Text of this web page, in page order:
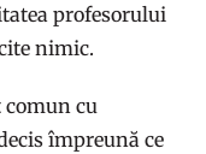
profesorului
nimic.
cu
împreună ce